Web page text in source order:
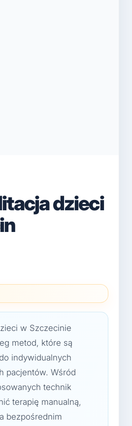
dzieci
w Szczecinie
metod, które są
indywidualnych
pacjentów. Wśród
technik
terapię manualną,
bezpośrednim